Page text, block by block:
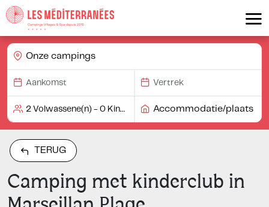
Onze campings
Accommodatie/plaats
TERUG
Camping met kinderclub in